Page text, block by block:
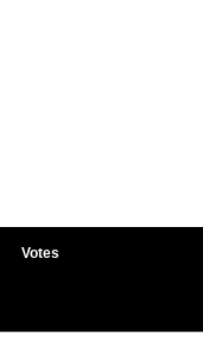
Votes